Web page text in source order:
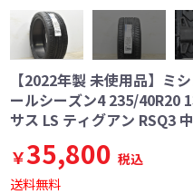
【2022年製 未使用品】ミ
ールシーズン4 235/40R20
サス LS ティグアン RSQ3
￥35,800 税込
送料無料